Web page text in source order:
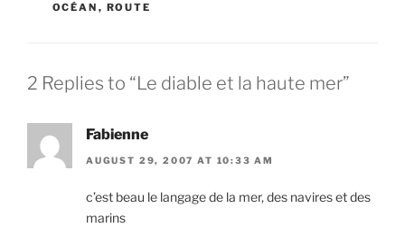
OCÉAN , ROUTE
2 Replies to “Le diable et la haute mer”
Fabienne
AUGUST 29, 2007 AT 10:33 AM
c’est beau le langage de la mer, des navires et des
marins